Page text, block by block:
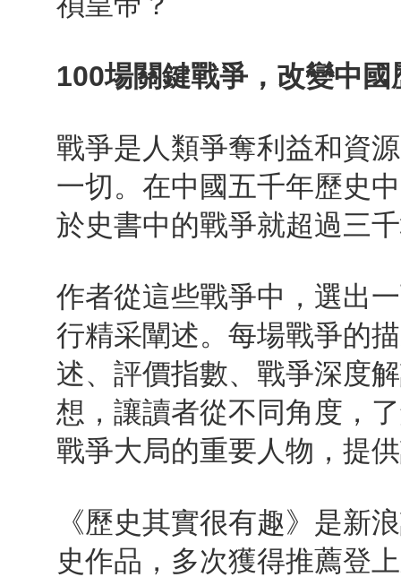
100場關鍵戰爭，改變中國
戰爭是人類爭奪利益和資
一切。在中國五千年歷史
於史書中的戰爭就超過三
作者從這些戰爭中，選出
行精采闡述。每場戰爭的
述、評價指數、戰爭深度
想，讓讀者從不同角度，
戰爭大局的重要人物，提
《歷史其實很有趣》是新
史作品，多次獲得推薦登